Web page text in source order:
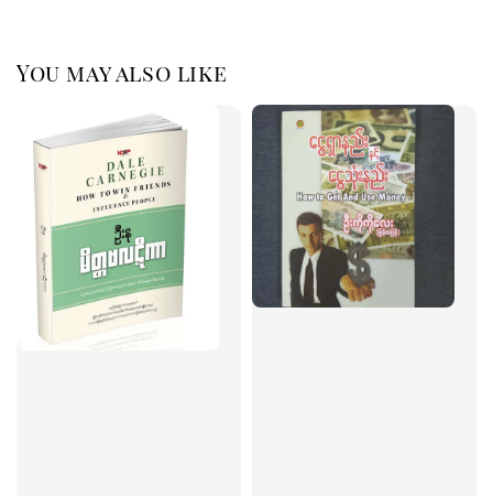
You may also like